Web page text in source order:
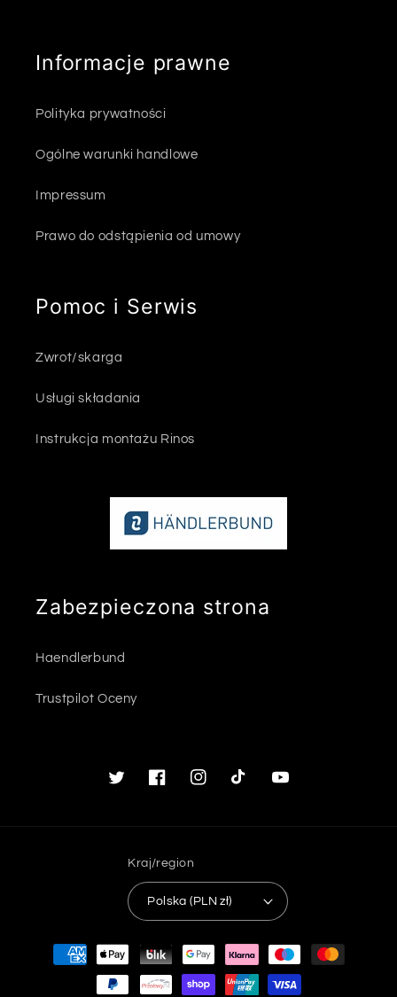
Informacje prawne
Polityka prywatności
Ogólne warunki handlowe
Impressum
Prawo do odstąpienia od umowy
Pomoc i Serwis
Zwrot/skarga
Usługi składania
Instrukcja montażu Rinos
Zabezpieczona strona
Haendlerbund
Trustpilot Oceny
TwitterFacebookInstagramTikTok Youtube
Kraj/region
Polska (PLN zł)
Metody
płatności